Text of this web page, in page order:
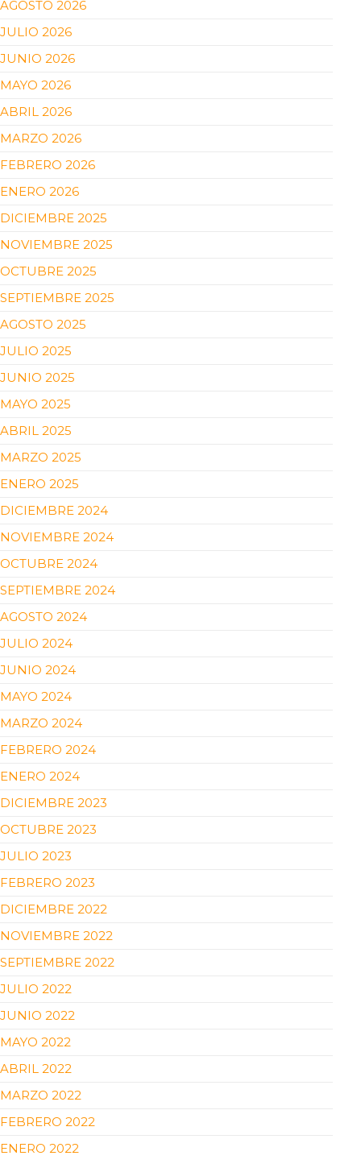
AGOSTO 2026
JULIO 2026
JUNIO 2026
MAYO 2026
ABRIL 2026
MARZO 2026
FEBRERO 2026
ENERO 2026
DICIEMBRE 2025
NOVIEMBRE 2025
OCTUBRE 2025
SEPTIEMBRE 2025
AGOSTO 2025
JULIO 2025
JUNIO 2025
MAYO 2025
ABRIL 2025
MARZO 2025
ENERO 2025
DICIEMBRE 2024
NOVIEMBRE 2024
OCTUBRE 2024
SEPTIEMBRE 2024
AGOSTO 2024
JULIO 2024
JUNIO 2024
MAYO 2024
MARZO 2024
FEBRERO 2024
ENERO 2024
DICIEMBRE 2023
OCTUBRE 2023
JULIO 2023
FEBRERO 2023
DICIEMBRE 2022
NOVIEMBRE 2022
SEPTIEMBRE 2022
JULIO 2022
JUNIO 2022
MAYO 2022
ABRIL 2022
MARZO 2022
FEBRERO 2022
ENERO 2022